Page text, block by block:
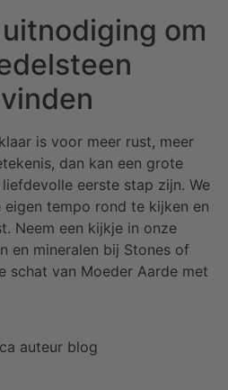
om
is voor meer rust, meer
dan kan een grote
eerste stap zijn. We
tempo rond te kijken en
Neem een kijkje in onze
en mineralen bij Stones of
schat van Moeder Aarde met